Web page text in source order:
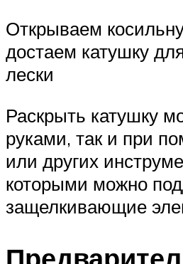
Открываем
достаем катушку
лески
Раскрыть катушку
руками, так и при
или других
которыми можно
защелкивающие